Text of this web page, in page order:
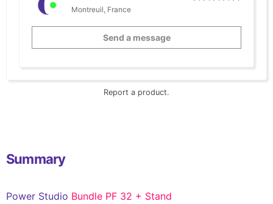
Montreuil, France
Send a message
Report a product.
Summary
Power Studio Bundle PF 32 + Stand